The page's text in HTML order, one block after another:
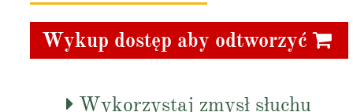
Art. 27:
obowiązek zaspokajania potrzeb rodziny
Wykup dostęp aby odtworzyć
Wykorzystaj zmysł słuchu